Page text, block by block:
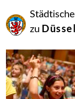
zu
Dezember
2017
Netkotec